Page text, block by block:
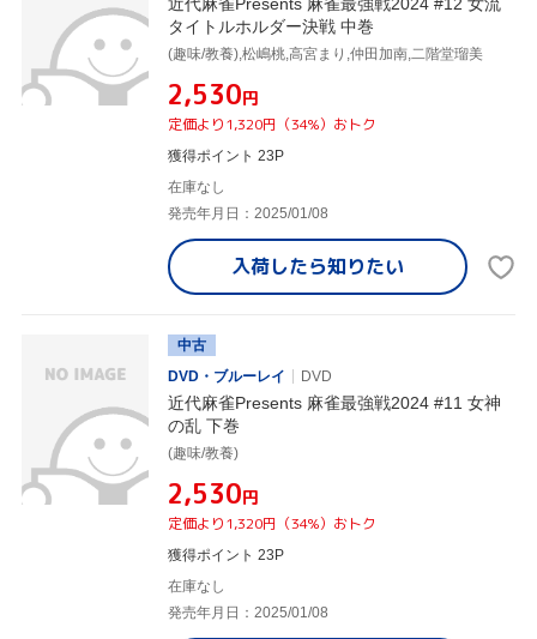
タイトルホルダー決戦 中巻
(趣味/教養),松嶋桃,高宮まり,仲田加南,二階堂瑠美
¥2,530円
定価より1,320円（34%）おトク
獲得ポイント 23P
在庫なし
発売年月日：2025/01/08
入荷したら知りたい
中古
DVD・ブルーレイ
DVD
近代麻雀Presents 麻雀最強戦2024 #11 女神
の乱 下巻
(趣味/教養)
¥2,530円
定価より1,320円（34%）おトク
獲得ポイント 23P
在庫なし
発売年月日：2025/01/08